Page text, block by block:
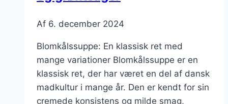
Af 6. december 2024
Blomkålssuppe: En klassisk ret med
mange variationer Blomkålssuppe er en
klassisk ret, der har været en del af dansk
madkultur i mange år. Den er kendt for sin
cremede konsistens og milde smag,